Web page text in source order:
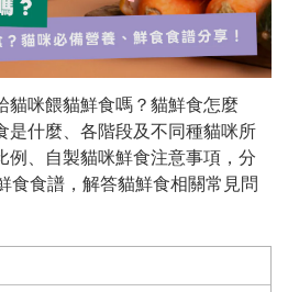
貓咪餵貓鮮食嗎？貓鮮食怎麼
是什麼、各階段及不同種貓咪所
例、自製貓咪鮮食注意事項，分
食食譜，解答貓鮮食相關常見問